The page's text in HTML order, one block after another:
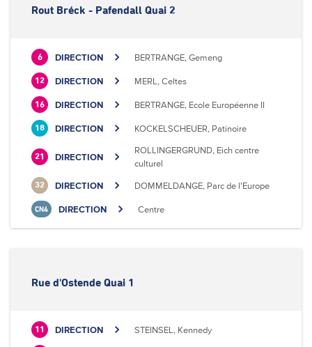
Rout Bréck - Pafendall Quai 2
6 DIRECTION BERTRANGE, Gemeng
12 DIRECTION MERL, Celtes
16 DIRECTION BERTRANGE, Ecole Européenne II
18 DIRECTION KOCKELSCHEUER, Patinoire
21 DIRECTION
ROLLINGERGRUND, Eich centre
culturel
32 DIRECTION DOMMELDANGE, Parc de l'Europe
CN4 DIRECTION Centre
Rue d'Ostende Quai 1
11 DIRECTION STEINSEL, Kennedy